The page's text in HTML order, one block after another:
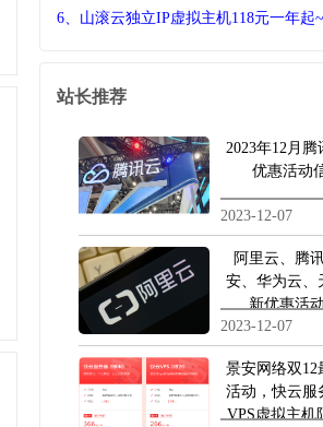
6、山滚云独立IP虚拟主机118元一年起
站长推荐
2023年12月
优惠活动
2023-12-07
阿里云、腾
安、华为云、
新优惠活
2023-12-07
景安网络双12
活动，快云服
VPS虚拟主机